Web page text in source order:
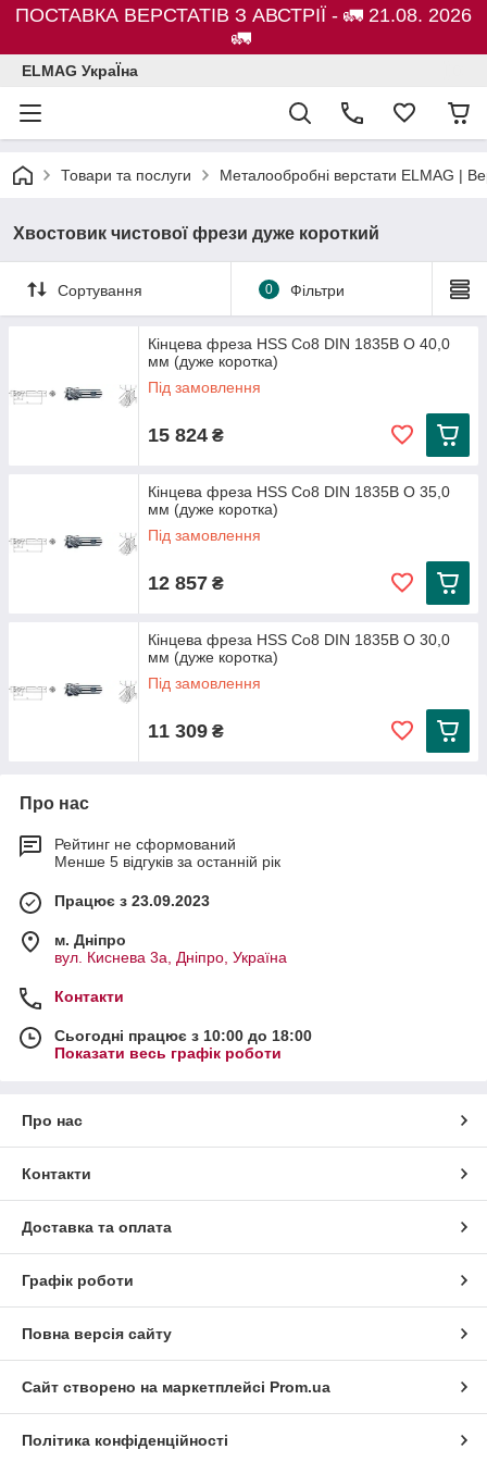
ПОСТАВКА ВЕРСТАТІВ З АВСТРІЇ - 🚛 21.08. 2026
🚛
ELMAG УкраЇна
Товари та послуги Металообробні верстати ELMAG |
Хвостовик чистової фрези дуже короткий
Сортування 0 Фільтри
Кінцева фреза HSS Co8 DIN 1835B O 40,0
мм (дуже коротка)
Під замовлення
15 824 ₴
Кінцева фреза HSS Co8 DIN 1835B O 35,0
мм (дуже коротка)
Під замовлення
12 857 ₴
Кінцева фреза HSS Co8 DIN 1835B O 30,0
мм (дуже коротка)
Під замовлення
11 309 ₴
Про нас
Рейтинг не сформований
Менше 5 відгуків за останній рік
Працює з 23.09.2023
м. Дніпро
вул. Киснева 3а, Дніпро, Україна
Контакти
Сьогодні працює з 10:00 до 18:00
Показати весь графік роботи
Про нас
Контакти
Доставка та оплата
Графік роботи
Повна версія сайту
Сайт створено на маркетплейсі Prom.ua
Політика конфіденційності